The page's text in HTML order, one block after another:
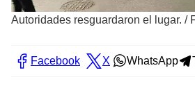
Autoridades resguardaron el lugar. /
Facebook X WhatsApp